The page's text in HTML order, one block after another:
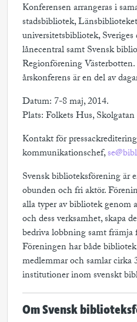
Konferensen arrangeras i
stadsbibliotek,
universitetsbibliotek,
lånecentral samt Svensk
Regionförening
årskonferens är en del av
Datum: 7-8 maj, 2014.
Plats: Folkets Hus,
Kontakt för
kommunikationschef,
Svensk biblioteksförening är
obunden och fri aktör.
alla typer av bibliotek
och dess verksamhet, skapa
bedriva lobbning samt
Föreningen har både
medlemmar och samlar cirka
institutioner inom svenskt
Om Svensk